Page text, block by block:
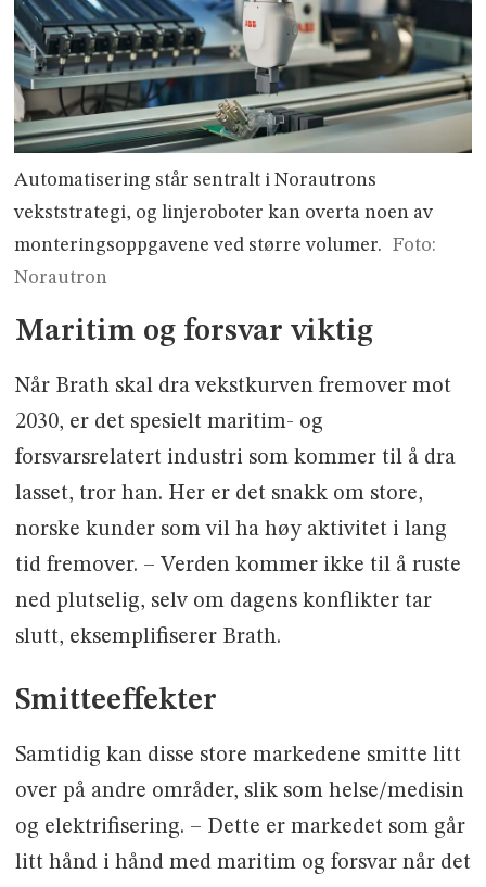
Automatisering står sentralt i Norautrons
vekststrategi, og linjeroboter kan overta noen av
monteringsoppgavene ved større volumer.
Foto:
Norautron
Maritim og forsvar viktig
Når Brath skal dra vekstkurven fremover mot
2030, er det spesielt maritim- og
forsvarsrelatert industri som kommer til å dra
lasset, tror han. Her er det snakk om store,
norske kunder som vil ha høy aktivitet i lang
tid fremover. – Verden kommer ikke til å ruste
ned plutselig, selv om dagens konflikter tar
slutt, eksemplifiserer Brath.
Smitteeffekter
Samtidig kan disse store markedene smitte litt
over på andre områder, slik som helse/medisin
og elektrifisering. – Dette er markedet som går
litt hånd i hånd med maritim og forsvar når det